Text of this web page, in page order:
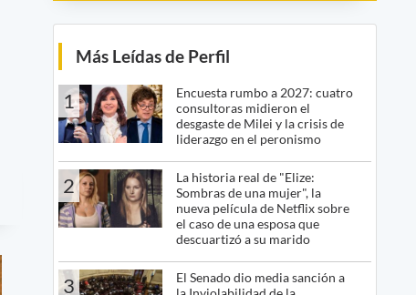
Más Leídas de Perfil
1
Encuesta rumbo a 2027: cuatro
consultoras midieron el
desgaste de Milei y la crisis de
liderazgo en el peronismo
2
La historia real de "Elize:
Sombras de una mujer", la
nueva película de Netflix sobre
el caso de una esposa que
descuartizó a su marido
3
El Senado dio media sanción a